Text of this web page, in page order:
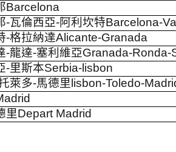
Barcelona
-瓦倫西亞-阿利坎特Barcelona-
-格拉納達Alicante-Granada
-龍達-塞利維亞Granada-Ronda-
-里斯本Serbia-lisbon
萊多-馬德里 lisbon-Toledo-
里Depart Madrid